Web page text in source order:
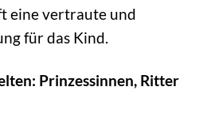
eine vertraute und
für das Kind.
Prinzessinnen, Ritter